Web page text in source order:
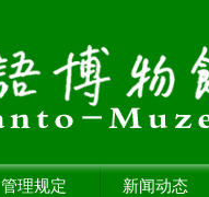
管理规定 新闻动态